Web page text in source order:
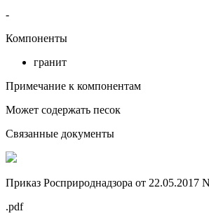
-
Компоненты
гранит
Примечание к компонентам
Может содержать песок
Связанные документы
Приказ Росприроднадзора от 22.05.2017
.pdf